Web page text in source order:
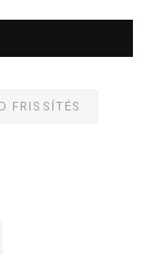
FRISSÍTÉS